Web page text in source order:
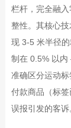
栏杆，完全融
整性。其核心
现3-5 米半径
制在 0.5% 以内
准确区分运动
付款商品（标
误报引发的客诉